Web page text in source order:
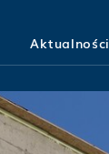
Aktualności